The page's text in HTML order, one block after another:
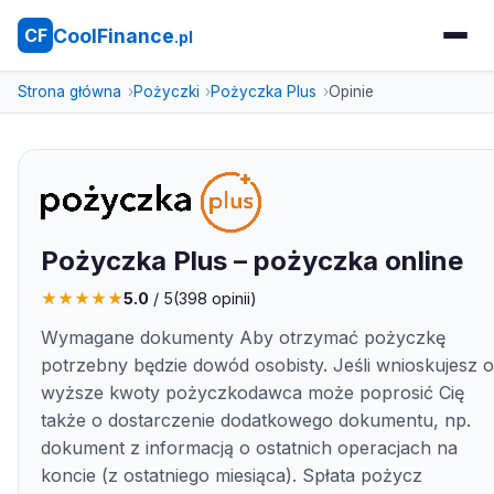
CF CoolFinance.pl
Strona główna Pożyczki Pożyczka Plus Opinie
Pożyczka Plus – pożyczka online
★★★★★5.0 / 5(398 opinii)
Wymagane dokumenty Aby otrzymać pożyczkę
potrzebny będzie dowód osobisty. Jeśli wnioskujesz o
wyższe kwoty pożyczkodawca może poprosić Cię
także o dostarczenie dodatkowego dokumentu, np.
dokument z informacją o ostatnich operacjach na
koncie (z ostatniego miesiąca). Spłata pożycz